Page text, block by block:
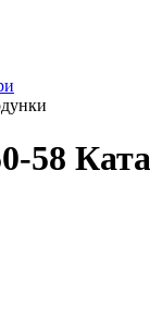
58